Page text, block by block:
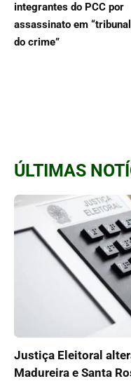
integrantes do PCC por
assassinato em “tribunal
do crime”
ÚLTIMAS
Justiça Eleitoral
Madureira e Santa